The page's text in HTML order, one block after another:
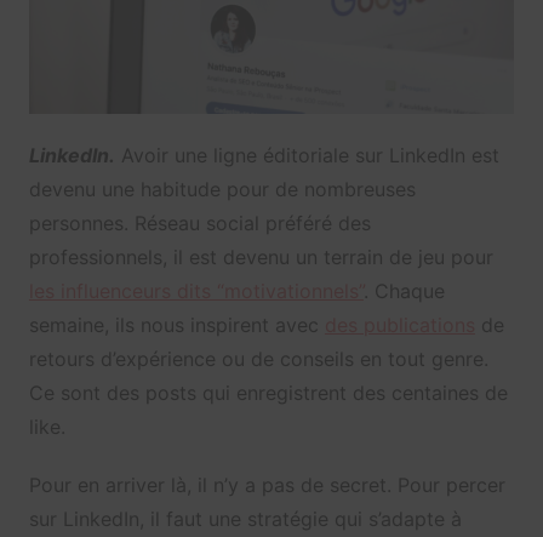
LinkedIn. Avoir une ligne éditoriale sur LinkedIn est
devenu une habitude pour de nombreuses
personnes. Réseau social préféré des
professionnels, il est devenu un terrain de jeu pour
. Chaque
semaine, ils nous inspirent avec
de
retours d’expérience ou de conseils en tout genre.
Ce sont des posts qui enregistrent des centaines de
like.
Pour en arriver là, il n’y a pas de secret. Pour percer
sur LinkedIn, il faut une stratégie qui s’adapte à